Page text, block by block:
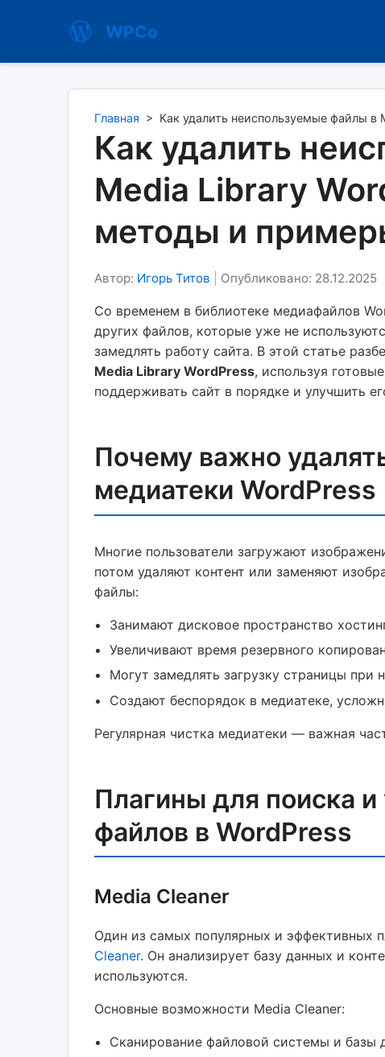
WPCo
Главная > Как удалить неиспользуемые файлы
Как удалить
Media Library
методы и
Автор: Игорь Титов Опубликовано: 28.12.2025
Со временем в библиотеке медиафайлов
других файлов, которые уже не
замедлять работу сайта. В этой статье
Media Library WordPress, используя
поддерживать сайт в порядке и улучшить
Почему важно
медиатеки WordPress
Многие пользователи загружают
потом удаляют контент или заменяют
файлы:
Занимают дисковое пространство
Увеличивают время резервного
Могут замедлять загрузку страницы при
Создают беспорядок в медиатеке,
Регулярная чистка медиатеки — важная
Плагины для поиска
файлов в WordPress
Media Cleaner
Один из самых популярных и эффективных
Cleaner. Он анализирует базу данных и
используются.
Основные возможности Media Cleaner:
Сканирование файловой системы и базы